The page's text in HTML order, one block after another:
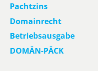
Pachtzins
Domainrecht
Betriebsausgabe
DOMÄN-PÄCK